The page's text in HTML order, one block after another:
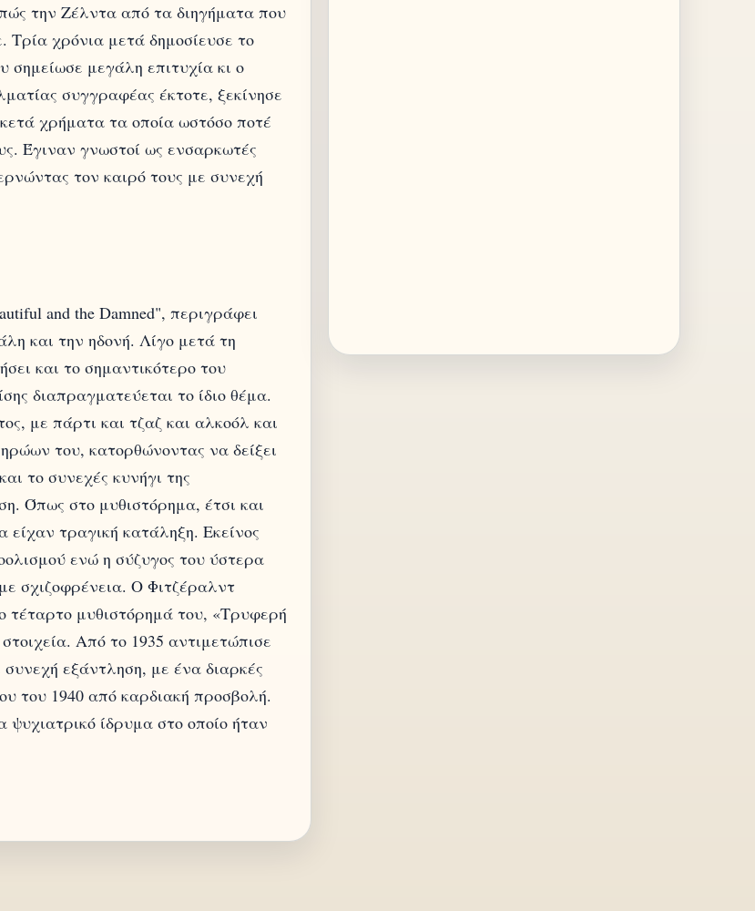
την Ζέλντα από τα διηγήματα που
Τρία χρόνια μετά δημοσίευσε το
σημείωσε μεγάλη επιτυχία κι ο
συγγραφέας έκτοτε, ξεκίνησε
χρήματα τα οποία ωστόσο ποτέ
Έγιναν γνωστοί ως ενσαρκωτές
τον καιρό τους με συνεχή
and the Damned", περιγράφει
και την ηδονή. Λίγο μετά τη
και το σημαντικότερο του
διαπραγματεύεται το ίδιο θέμα.
με πάρτι και τζαζ και αλκοόλ και
του, κατορθώνοντας να δείξει
το συνεχές κυνήγι της
Όπως στο μυθιστόρημα, έτσι και
τραγική κατάληξη. Εκείνος
ενώ η σύζυγος του ύστερα
σχιζοφρένεια. Ο Φιτζέραλντ
τέταρτο μυθιστόρημά του, «Τρυφερή
Από το 1935 αντιμετώπισε
εξάντληση, με ένα διαρκές
του 1940 από καρδιακή προσβολή.
ίδρυμα στο οποίο ήταν